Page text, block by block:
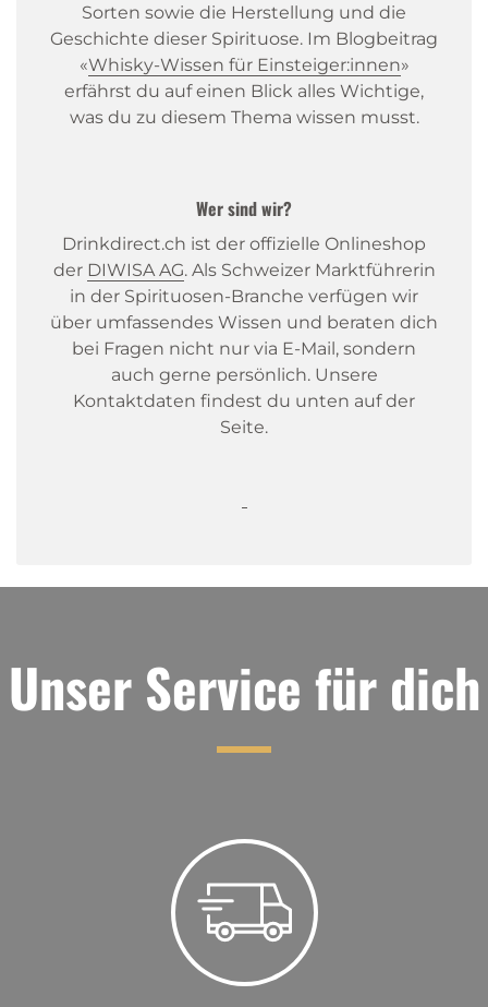
Sorten sowie die Herstellung und die
Geschichte dieser Spirituose. Im Blogbeitrag
«Whisky-Wissen für Einsteiger:innen»
erfährst du auf einen Blick alles Wichtige,
was du zu diesem Thema wissen musst.
Wer sind wir?
Drinkdirect.ch ist der offizielle Onlineshop
der DIWISA AG. Als Schweizer Marktführerin
in der Spirituosen-Branche verfügen wir
über umfassendes Wissen und beraten dich
bei Fragen nicht nur via E-Mail, sondern
auch gerne persönlich. Unsere
Kontaktdaten findest du unten auf der
Seite.
Unser Service für dich